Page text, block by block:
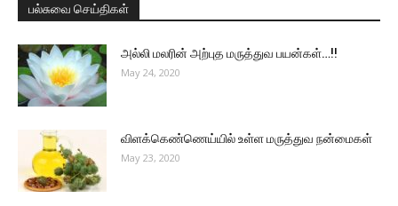
பல்சுவை செய்திகள்
அல்லி மலரின் அற்புத மருத்துவ பயன்கள்…!!
May 24, 2020
விளக்கெண்ணெய்யில் உள்ள மருத்துவ நன்மைகள்
May 23, 2020